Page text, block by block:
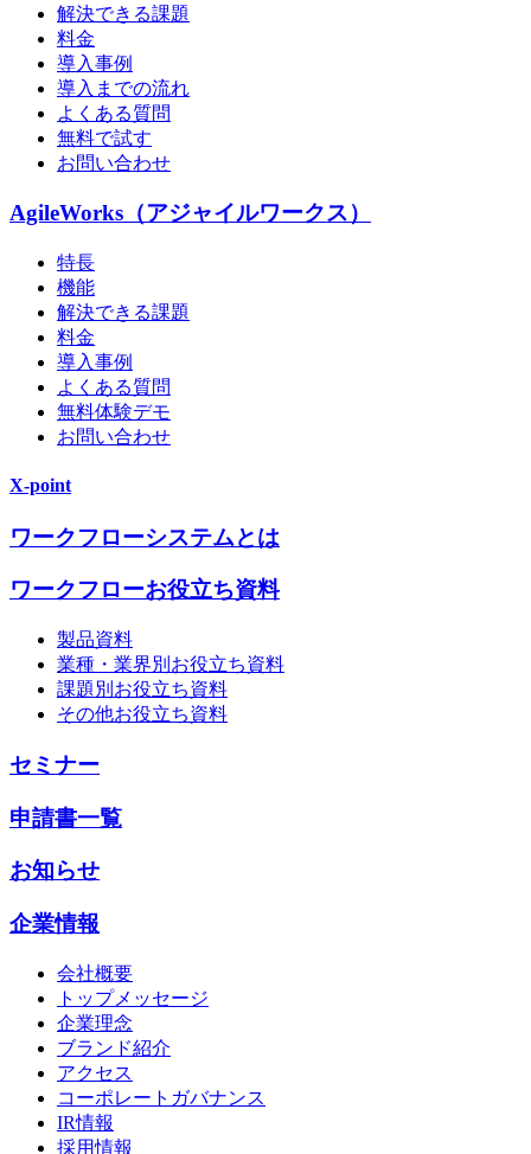
解決できる課題
料金
導入事例
導入までの流れ
よくある質問
無料で試す
お問い合わせ
AgileWorks（アジャイルワークス）
特長
機能
解決できる課題
料金
導入事例
よくある質問
無料体験デモ
お問い合わせ
X-point
ワークフローシステムとは
ワークフローお役立ち資料
製品資料
業種・業界別お役立ち資料
課題別お役立ち資料
その他お役立ち資料
セミナー
申請書一覧
お知らせ
企業情報
会社概要
トップメッセージ
企業理念
ブランド紹介
アクセス
コーポレートガバナンス
IR情報
採用情報